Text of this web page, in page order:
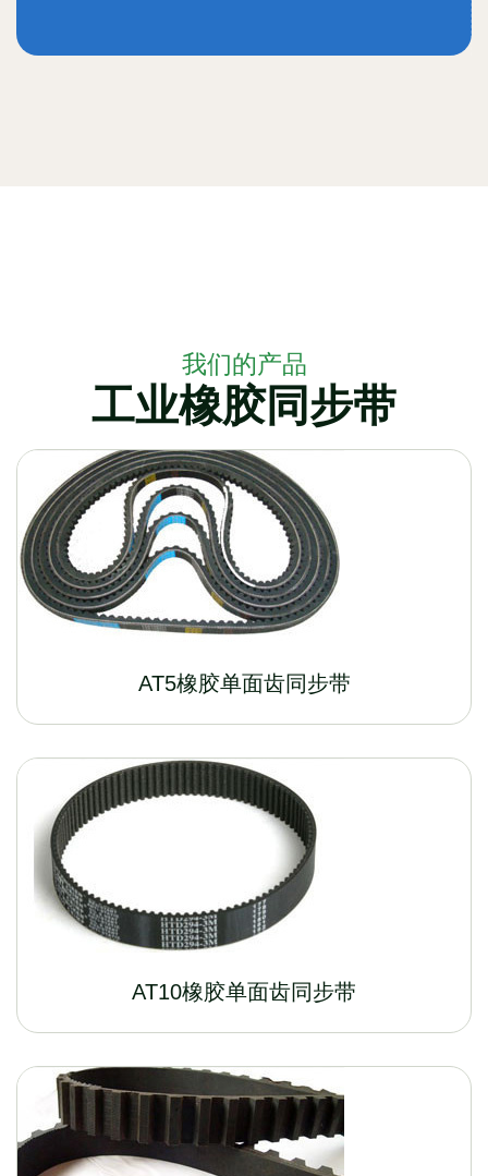
我们的产品
工业橡胶同步带
AT5橡胶单面齿同步带
AT10橡胶单面齿同步带